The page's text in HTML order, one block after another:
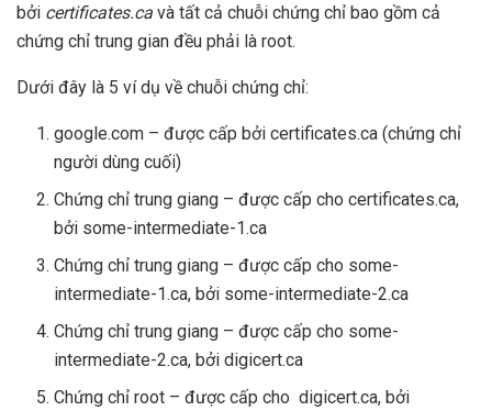
bởi certificates.ca và tất cả chuỗi chứng chỉ bao gồm cả
chứng chỉ trung gian đều phải là root.
Dưới đây là 5 ví dụ về chuỗi chứng chỉ:
google.com – được cấp bởi certificates.ca (chứng chỉ
người dùng cuối)
Chứng chỉ trung giang – được cấp cho certificates.ca,
bởi some-intermediate-1.ca
Chứng chỉ trung giang – được cấp cho some-
intermediate-1.ca, bởi some-intermediate-2.ca
Chứng chỉ trung giang – được cấp cho some-
intermediate-2.ca, bởi digicert.ca
Chứng chỉ root – được cấp cho digicert.ca, bởi